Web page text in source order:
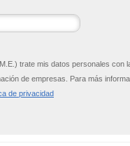
trate mis datos personales
de empresas. Para más
de privacidad